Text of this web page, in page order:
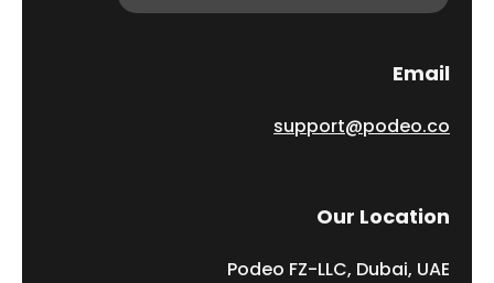
Email
support@podeo.co
Our Location
Podeo FZ-LLC, Dubai, UAE